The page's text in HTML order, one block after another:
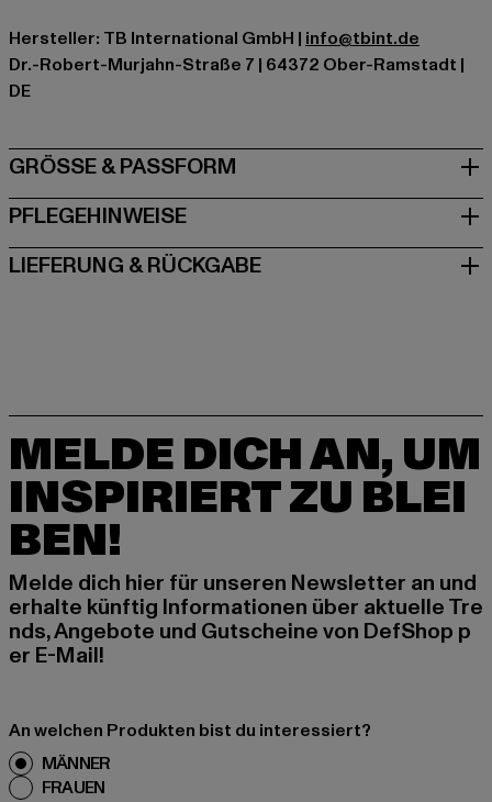
Hersteller: TB International GmbH | info@tbint.de
Dr.-Robert-Murjahn-Straße 7 | 64372 Ober-Ramstadt |
DE
GRÖSSE & PASSFORM
PFLEGEHINWEISE
LIEFERUNG & RÜCKGABE
MELDE DICH AN, UM
INSPIRIERT ZU BLEI
BEN!
Melde dich hier für unseren Newsletter an und
erhalte künftig Informationen über aktuelle Tre
nds, Angebote und Gutscheine von DefShop p
er E-Mail!
An welchen Produkten bist du interessiert?
MÄNNER
FRAUEN